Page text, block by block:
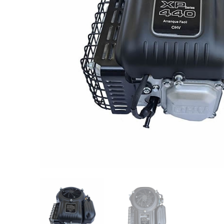
Servicio Técnico
Contacto
Búsqueda